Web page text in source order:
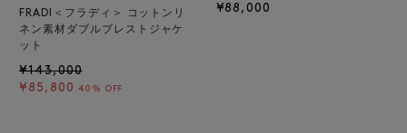
FRADI＜フラディ＞ コットンリ
ネン素材ダブルブレストジャケ
ット
¥143,000
¥85,800 40% OFF
¥88,000